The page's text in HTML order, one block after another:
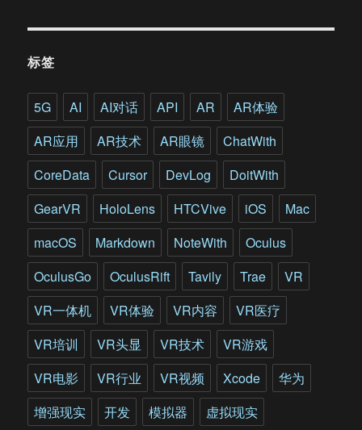
技
术
已
然
进
入
石
油
行
业
标签
5G AI AI对话 API AR
AR体验
AR应用
AR技术 AR眼镜
ChatWith
CoreData
Cursor DevLog
DoitWith
GearVR
HoloLens HTCVive iOS
Mac
macOS
Markdown NoteWith
Oculus
OculusGo
OculusRift Tavily Trae
VR
VR一体机
VR体验 VR内容
VR医疗
VR培训
VR头显 VR技术
VR游戏
VR电影
VR行业 VR视频 Xcode
华为
增强现实
开发 模拟器 虚拟现实